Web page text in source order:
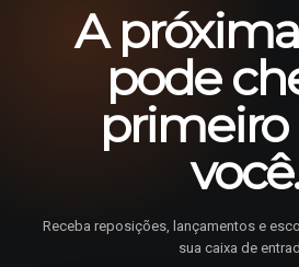
A
pode
primeiro
você.
Receba reposições, lançamentos e
sua caixa de